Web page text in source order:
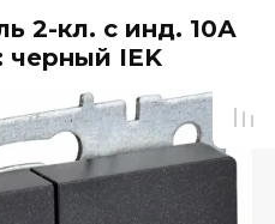
2-кл. с инд. 10А
черный IEK